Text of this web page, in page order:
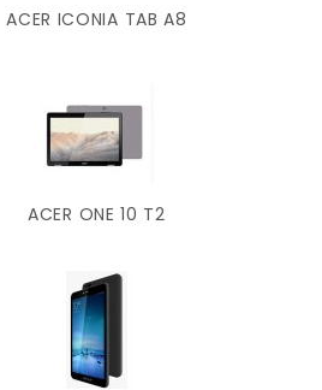
ACER ICONIA TAB A8
ACER ONE 10 T2